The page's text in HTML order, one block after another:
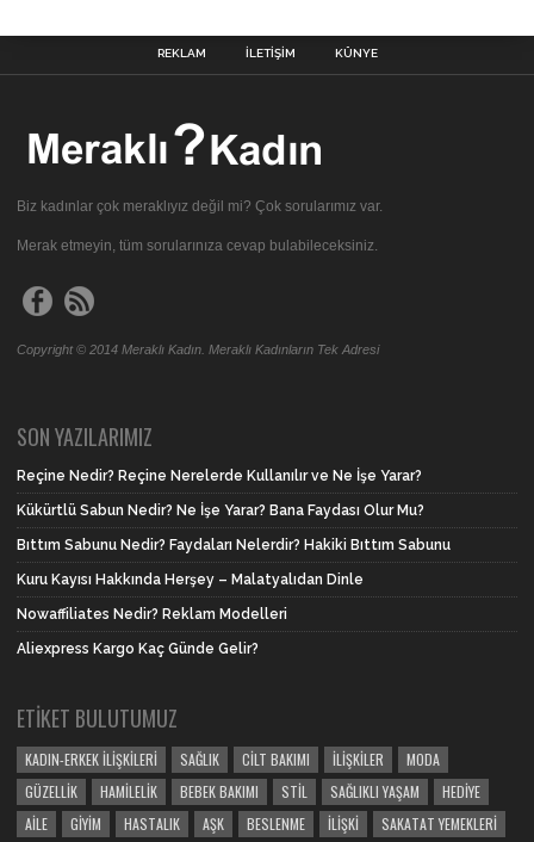
REKLAM İLETIŞIM KÜNYE
Biz kadınlar çok meraklıyız değil mi? Çok sorularımız var.
Merak etmeyin, tüm sorularınıza cevap bulabileceksiniz.
Copyright © 2014 Meraklı Kadın. Meraklı Kadınların Tek Adresi
SON YAZILARIMIZ
Reçine Nedir? Reçine Nerelerde Kullanılır ve Ne İşe Yarar?
Kükürtlü Sabun Nedir? Ne İşe Yarar? Bana Faydası Olur Mu?
Bıttım Sabunu Nedir? Faydaları Nelerdir? Hakiki Bıttım Sabunu
Kuru Kayısı Hakkında Herşey – Malatyalıdan Dinle
Nowaffiliates Nedir? Reklam Modelleri
Aliexpress Kargo Kaç Günde Gelir?
ETIKET BULUTUMUZ
KADIN-ERKEK İLIŞKILERI SAĞLIK CILT BAKIMI İLIŞKILER
MODA
GÜZELLIK
HAMILELIK BEBEK BAKIMI STIL SAĞLIKLI YAŞAM
HEDIYE
AILE
GIYIM HASTALIK AŞK BESLENME İLIŞKI SAKATAT YEMEKLERI